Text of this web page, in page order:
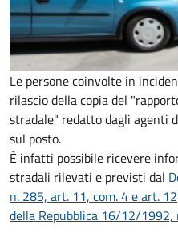
Le persone coinvolte in
rilascio della copia del
stradale" redatto dagli agenti
sul posto.
È infatti possibile ricevere
stradali rilevati e previsti dal
n. 285, art. 11, com. 4 e art. 12
della Repubblica 16/12/1992,